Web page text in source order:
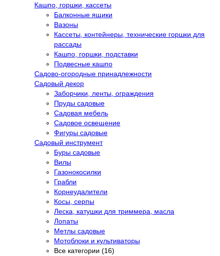
Кашпо, горшки, кассеты
Балконные ящики
Вазоны
Кассеты, контейнеры, технические горшки для
рассады
Кашпо, горшки, подставки
Подвесные кашпо
Садово-огородные принадлежности
Садовый декор
Заборчики, ленты, ограждения
Пруды садовые
Садовая мебель
Садовое освещение
Фигуры садовые
Садовый инструмент
Буры садовые
Вилы
Газонокосилки
Грабли
Корнеудалители
Косы, серпы
Леска, катушки для триммера, масла
Лопаты
Метлы садовые
Мотоблоки и культиваторы
Все категории (16)